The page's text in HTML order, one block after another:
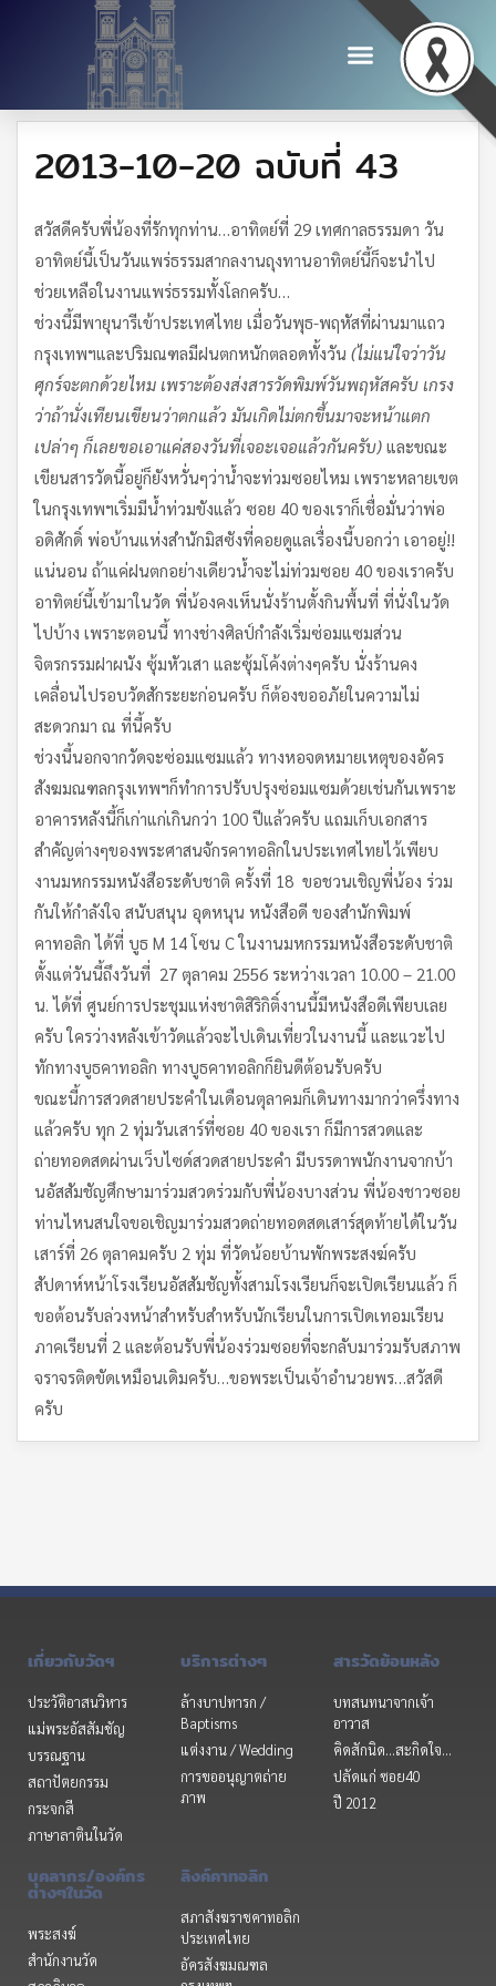
2013-10-20 ฉบับที่ 43
สวัสดีครับพี่น้องที่รักทุกท่าน…อาทิตย์ที่ 29 เทศกาลธรรมดา วัน
อาทิตย์นี้เป็นวันแพร่ธรรมสากลงานถุงทานอาทิตย์นี้ก็จะนำไป
ช่วยเหลือในงานแพร่ธรรมทั้งโลกครับ…
ช่วงนี้มีพายุนารีเข้าประเทศไทย เมื่อวันพุธ-พฤหัสที่ผ่านมาแถว
กรุงเทพฯและปริมณฑลมีฝนตกหนักตลอดทั้งวัน (ไม่แน่ใจว่าวัน
ศุกร์จะตกด้วยไหม เพราะต้องส่งสารวัดพิมพ์วันพฤหัสครับ เกรง
ว่าถ้านั่งเทียนเขียนว่าตกแล้ว มันเกิดไม่ตกขึ้นมาจะหน้าแตก
เปล่าๆ ก็เลยขอเอาแค่สองวันที่เจอะเจอแล้วกันครับ) และขณะ
เขียนสารวัดนี้อยู่ก็ยังหวั่นๆว่าน้ำจะท่วมซอยไหม เพราะหลายเขต
ในกรุงเทพฯเริ่มมีน้ำท่วมขังแล้ว ซอย 40 ของเราก็เชื่อมั่นว่าพ่อ
อดิศักดิ์ พ่อบ้านแห่งสำนักมิสซังที่คอยดูแลเรื่องนี้บอกว่า เอาอยู่!!
แน่นอน ถ้าแค่ฝนตกอย่างเดียวน้ำจะไม่ท่วมซอย 40 ของเราครับ
อาทิตย์นี้เข้ามาในวัด พี่น้องคงเห็นนั่งร้านตั้งกินพื้นที่ ที่นั่งในวัด
ไปบ้าง เพราะตอนนี้ ทางช่างศิลป์กำลังเริ่มซ่อมแซมส่วน
จิตรกรรมฝาผนัง ซุ้มหัวเสา และซุ้มโค้งต่างๆครับ นั่งร้านคง
เคลื่อนไปรอบวัดสักระยะก่อนครับ ก็ต้องขออภัยในความไม่
สะดวกมา ณ ที่นี้ครับ
ช่วงนี้นอกจากวัดจะซ่อมแซมแล้ว ทางหอจดหมายเหตุของอัคร
สังฆมณฑลกรุงเทพฯก็ทำการปรับปรุงซ่อมแซมด้วยเช่นกันเพราะ
อาคารหลังนี้ก็เก่าแก่เกินกว่า 100 ปีแล้วครับ แถมเก็บเอกสาร
สำคัญต่างๆของพระศาสนจักรคาทอลิกในประเทศไทยไว้เพียบ
งานมหกรรมหนังสือระดับชาติ ครั้งที่ 18 ขอชวนเชิญพี่น้อง ร่วม
กันให้กำลังใจ สนับสนุน อุดหนุน หนังสือดี ของสำนักพิมพ์
คาทอลิก ได้ที่ บูธ M 14 โซน C ในงานมหกรรมหนังสือระดับชาติ
ตั้งแต่วันนี้ถึงวันที่ 27 ตุลาคม 2556 ระหว่างเวลา 10.00 – 21.00
น. ได้ที่ ศูนย์การประชุมแห่งชาติสิริกิติ์งานนี้มีหนังสือดีเพียบเลย
ครับ ใครว่างหลังเข้าวัดแล้วจะไปเดินเที่ยวในงานนี้ และแวะไป
ทักทางบูธคาทอลิก ทางบูธคาทอลิกก็ยินดีต้อนรับครับ
ขณะนี้การสวดสายประคำในเดือนตุลาคมก็เดินทางมากว่าครึ่งทาง
แล้วครับ ทุก 2 ทุ่มวันเสาร์ที่ซอย 40 ของเรา ก็มีการสวดและ
ถ่ายทอดสดผ่านเว็บไซด์สวดสายประคำ มีบรรดาพนักงานจากบ้า
นอัสสัมชัญศึกษามาร่วมสวดร่วมกับพี่น้องบางส่วน พี่น้องชาวซอย
ท่านไหนสนใจขอเชิญมาร่วมสวดถ่ายทอดสดเสาร์สุดท้ายได้ในวัน
เสาร์ที่ 26 ตุลาคมครับ 2 ทุ่ม ที่วัดน้อยบ้านพักพระสงฆ์ครับ
สัปดาห์หน้าโรงเรียนอัสสัมชัญทั้งสามโรงเรียนก็จะเปิดเรียนแล้ว ก็
ขอต้อนรับล่วงหน้าสำหรับสำหรับนักเรียนในการเปิดเทอมเรียน
ภาคเรียนที่ 2 และต้อนรับพี่น้องร่วมซอยที่จะกลับมาร่วมรับสภาพ
จราจรติดขัดเหมือนเดิมครับ…ขอพระเป็นเจ้าอำนวยพร…สวัสดี
ครับ
เกี่ยวกับวัดฯ
ประวัติอาสนวิหาร
แม่พระอัสสัมชัญ
บรรณฐาน
สถาปัตยกรรม
กระจกสี
ภาษาลาตินในวัด
บริการต่างๆ
ล้างบาปทารก /
Baptisms
แต่งงาน / Wedding
การขออนุญาตถ่าย
ภาพ
สารวัดย้อนหลัง
บทสนทนาจากเจ้า
อาวาส
คิดสักนิด...สะกิดใจ...
ปลัดแก่ ซอย40
ปี 2012
บุคลากร/องค์กร
ต่างๆในวัด
พระสงฆ์
สำนักงานวัด
ลิงค์คาทอลิก
สภาสังฆราชคาทอลิก
ประเทศไทย
อัครสังฆมณฑล